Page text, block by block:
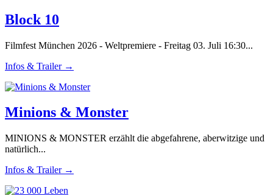
Block 10
Filmfest München 2026 - Weltpremiere - Freitag 03. Juli 16:30...
Infos & Trailer →
Minions & Monster
MINIONS & MONSTER erzählt die abgefahrene, aberwitzige und
natürlich...
Infos & Trailer →